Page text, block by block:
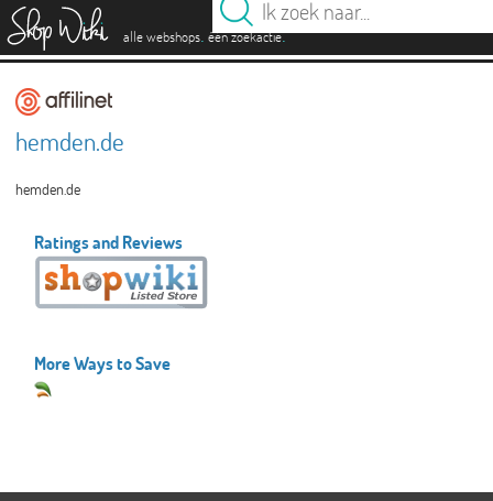
alle webshops. één zoekactie.
hemden.de
hemden.de
Ratings and Reviews
More Ways to Save